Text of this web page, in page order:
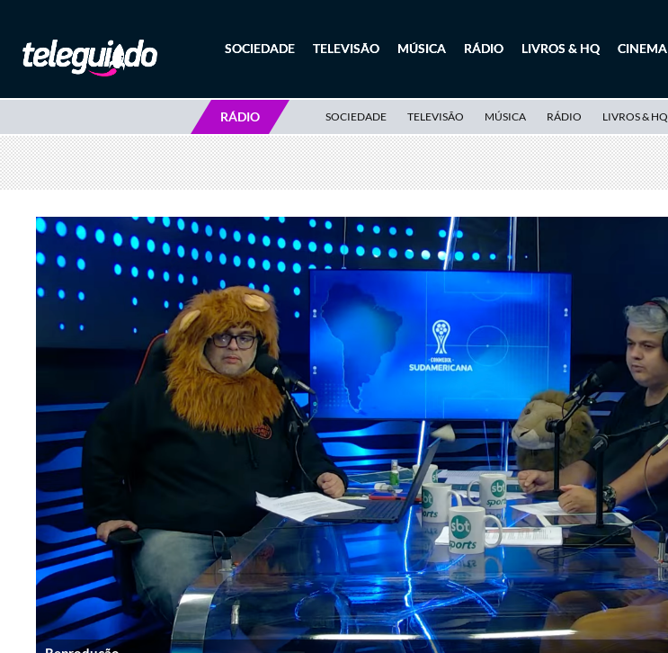
SOCIEDADE TELEVISÃO MÚSICA RÁDIO LIVROS & HQ CINEMA
RÁDIO SOCIEDADE TELEVISÃO MÚSICA RÁDIO LIVROS & HQ